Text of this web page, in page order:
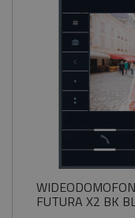
FUTURA X2 BK